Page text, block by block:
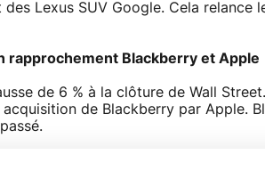
Lexus SUV Google. Cela
rapprochement Blackberry et Apple
de 6 % à la clôture de Wall
de Blackberry par Apple.